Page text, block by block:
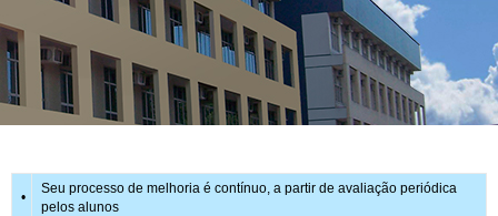
DIFERENCIAIS
DO CEST
•
Seu processo de melhoria é contínuo, a partir de avaliação periódica
pelos alunos